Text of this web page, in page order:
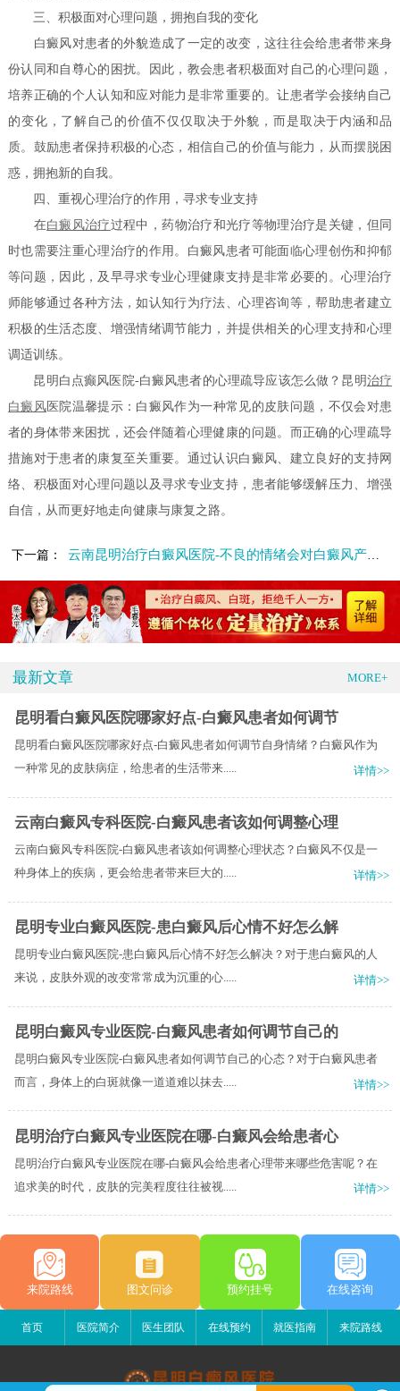
三、积极面对心理问题，拥抱自我的变化
白癜风对患者的外貌造成了一定的改变，这往往会给患者带来身
份认同和自尊心的困扰。因此，教会患者积极面对自己的心理问题，
培养正确的个人认知和应对能力是非常重要的。让患者学会接纳自己
的变化，了解自己的价值不仅仅取决于外貌，而是取决于内涵和品
质。鼓励患者保持积极的心态，相信自己的价值与能力，从而摆脱困
惑，拥抱新的自我。
四、重视心理治疗的作用，寻求专业支持
在白癜风治疗过程中，药物治疗和光疗等物理治疗是关键，但同
时也需要注重心理治疗的作用。白癜风患者可能面临心理创伤和抑郁
等问题，因此，及早寻求专业心理健康支持是非常必要的。心理治疗
师能够通过各种方法，如认知行为疗法、心理咨询等，帮助患者建立
积极的生活态度、增强情绪调节能力，并提供相关的心理支持和心理
调适训练。
昆明白点癫风医院-白癜风患者的心理疏导应该怎么做？昆明治疗
白癜风 医院温馨提示：白癜风作为一种常见的皮肤问题，不仅会对患
者的身体带来困扰，还会伴随着心理健康的问题。而正确的心理疏导
措施对于患者的康复至关重要。通过认识白癜风、建立良好的支持网
络、积极面对心理问题以及寻求专业支持，患者能够缓解压力、增强
自信，从而更好地走向健康与康复之路。
下一篇： 云南昆明治疗白癜风医院-不良的情绪会对白癜风产生哪些影响
最新文章 MORE+
昆明看白癜风医院哪家好点-白癜风患者如何调节
昆明看白癜风医院哪家好点-白癜风患者如何调节自身情绪？白癜风作为
一种常见的皮肤病症，给患者的生活带来.....
详情>>
云南白癜风专科医院-白癜风患者该如何调整心理
云南白癜风专科医院-白癜风患者该如何调整心理状态？白癜风不仅是一
种身体上的疾病，更会给患者带来巨大的.....
详情>>
昆明专业白癜风医院-患白癜风后心情不好怎么解
昆明专业白癜风医院-患白癜风后心情不好怎么解决？对于患白癜风的人
来说，皮肤外观的改变常常成为沉重的心.....
详情>>
昆明白癜风专业医院-白癜风患者如何调节自己的
昆明白癜风专业医院-白癜风患者如何调节自己的心态？对于白癜风患者
而言，身体上的白斑就像一道道难以抹去.....
详情>>
昆明治疗白癜风专业医院在哪-白癜风会给患者心
昆明治疗白癜风专业医院在哪-白癜风会给患者心理带来哪些危害呢？在
追求美的时代，皮肤的完美程度往往被视.....
详情>>
来院路线 图文问诊 预约挂号 在线咨询
首页 医院简介 医生团队 在线预约 就医指南 来院路线